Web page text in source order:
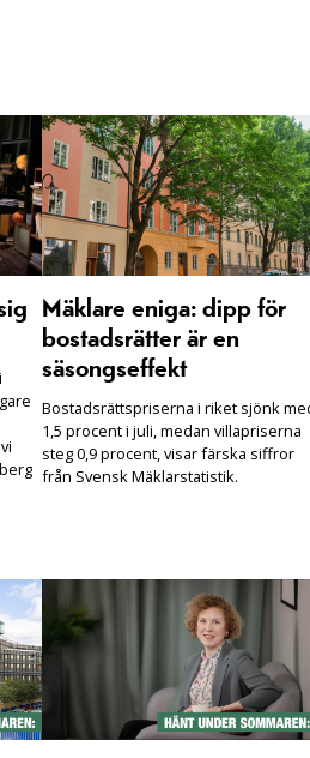
Mäklare eniga: dipp för
bostadsrätter är en
säsongseffekt
Bostadsrättspriserna i riket sjönk
1,5 procent i juli, medan villapriserna
steg 0,9 procent, visar färska siffror
från Svensk Mäklarstatistik.